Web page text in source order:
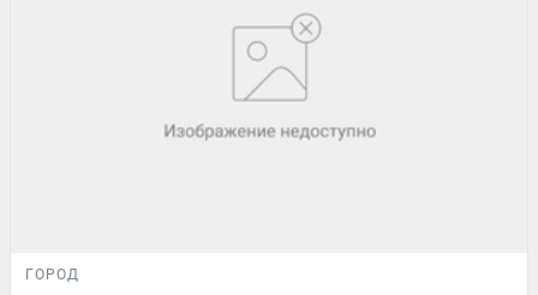
ГОРОД